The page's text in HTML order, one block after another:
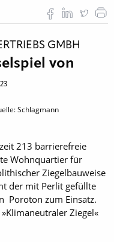
GMBH
von
Schlagmann
213 barrierefreie
Wohnquartier für
Ziegelbauweise
der mit Perlit gefüllte
Poroton zum Einsatz.
Ziegel«